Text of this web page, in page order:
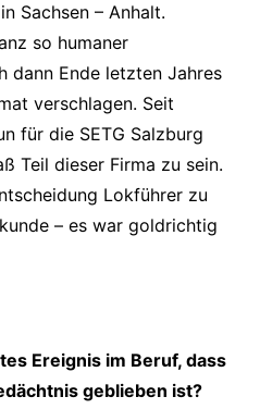
Sachsen – Anhalt.
so humaner
dann Ende letzten Jahres
verschlagen. Seit
für die SETG Salzburg
Teil dieser Firma zu sein.
Lokführer zu
– es war goldrichtig
Ereignis im Beruf, dass
geblieben ist?